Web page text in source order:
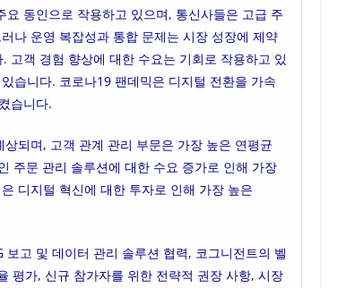
동인으로 작용하고 있으며, 통신사들은 고급 주
나 운영 복잡성과 통합 문제는 시장 성장에 제약
고객 경험 향상에 대한 수요는 기회로 작용하고 있
습니다. 코로나19 팬데믹은 디지털 전환을 가속
습니다.
되며, 고객 관계 관리 부문은 가장 높은 연평균
주문 관리 솔루션에 대한 수요 증가로 인해 가장
디지털 혁신에 대한 투자로 인해 가장 높은
보고 및 데이터 관리 솔루션 협력, 코그니전트의 벨
평가, 신규 참가자를 위한 전략적 권장 사항, 시장